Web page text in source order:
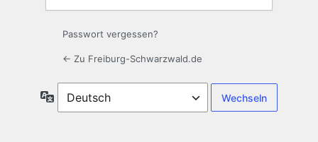
Passwort vergessen?
← Zu Freiburg-Schwarzwald.de
Sprache